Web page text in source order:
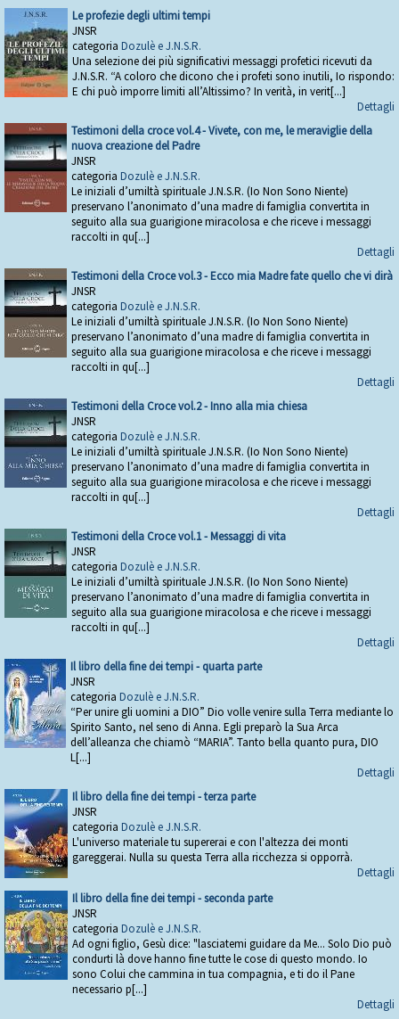
Le profezie degli ultimi tempi
JNSR
categoria Dozulè e J.N.S.R.
Una selezione dei più significativi messaggi profetici ricevuti da
J.N.S.R. “A coloro che dicono che i profeti sono inutili, Io rispondo:
E chi può imporre limiti all’Altissimo? In verità, in verit[...]
Dettagli
Testimoni della croce vol.4 - Vivete, con me, le meraviglie della
nuova creazione del Padre
JNSR
categoria Dozulè e J.N.S.R.
Le iniziali d’umiltà spirituale J.N.S.R. (Io Non Sono Niente)
preservano l’anonimato d’una madre di famiglia convertita in
seguito alla sua guarigione miracolosa e che riceve i messaggi
raccolti in qu[...]
Dettagli
Testimoni della Croce vol.3 - Ecco mia Madre fate quello che vi dirà
JNSR
categoria Dozulè e J.N.S.R.
Le iniziali d’umiltà spirituale J.N.S.R. (Io Non Sono Niente)
preservano l’anonimato d’una madre di famiglia convertita in
seguito alla sua guarigione miracolosa e che riceve i messaggi
raccolti in qu[...]
Dettagli
Testimoni della Croce vol.2 - Inno alla mia chiesa
JNSR
categoria Dozulè e J.N.S.R.
Le iniziali d’umiltà spirituale J.N.S.R. (Io Non Sono Niente)
preservano l’anonimato d’una madre di famiglia convertita in
seguito alla sua guarigione miracolosa e che riceve i messaggi
raccolti in qu[...]
Dettagli
Testimoni della Croce vol.1 - Messaggi di vita
JNSR
categoria Dozulè e J.N.S.R.
Le iniziali d’umiltà spirituale J.N.S.R. (Io Non Sono Niente)
preservano l’anonimato d’una madre di famiglia convertita in
seguito alla sua guarigione miracolosa e che riceve i messaggi
raccolti in qu[...]
Dettagli
Il libro della fine dei tempi - quarta parte
JNSR
categoria Dozulè e J.N.S.R.
“Per unire gli uomini a DIO” Dio volle venire sulla Terra mediante lo
Spirito Santo, nel seno di Anna. Egli preparò la Sua Arca
dell’alleanza che chiamò “MARIA”. Tanto bella quanto pura, DIO
L[...]
Dettagli
Il libro della fine dei tempi - terza parte
JNSR
categoria Dozulè e J.N.S.R.
L'universo materiale tu supererai e con l'altezza dei monti
gareggerai. Nulla su questa Terra alla ricchezza si opporrà.
Dettagli
Il libro della fine dei tempi - seconda parte
JNSR
categoria Dozulè e J.N.S.R.
Ad ogni figlio, Gesù dice: "lasciatemi guidare da Me... Solo Dio può
condurti là dove hanno fine tutte le cose di questo mondo. Io
sono Colui che cammina in tua compagnia, e ti do il Pane
necessario p[...]
Dettagli